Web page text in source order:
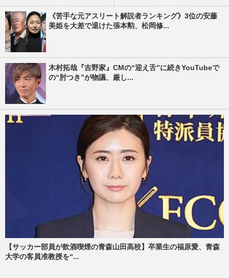
《苦手な元アスリート解説者ランキング》3位の安藤
美姫を大差で退けた張本勲、松岡修...
木村拓哉『吉野家』CMの“迎え舌”に続きYouTubeで
の“肘つき”が物議、厳し...
【サッカー部員が飲酒喫煙の青森山田高校】卒業生の福原愛、青森
大学の客員准教授を“...